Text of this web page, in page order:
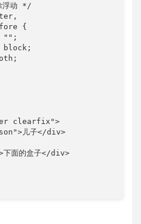
动 */
{
"";
block;
clearfix">
儿子</div>
面的盒子</div>